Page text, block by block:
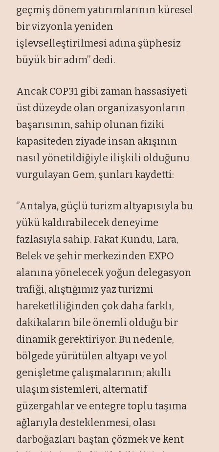
geçmiş dönem yatırımlarının küresel
bir vizyonla yeniden
işlevselleştirilmesi adına şüphesiz
büyük bir adım’’ dedi.
Ancak COP31 gibi zaman hassasiyeti
üst düzeyde olan organizasyonların
başarısının, sahip olunan fiziki
kapasiteden ziyade insan akışının
nasıl yönetildiğiyle ilişkili olduğunu
vurgulayan Gem, şunları kaydetti:
‘’Antalya, güçlü turizm altyapısıyla bu
yükü kaldırabilecek deneyime
fazlasıyla sahip. Fakat Kundu, Lara,
Belek ve şehir merkezinden EXPO
alanına yönelecek yoğun delegasyon
trafiği, alıştığımız yaz turizmi
hareketliliğinden çok daha farklı,
dakikaların bile önemli olduğu bir
dinamik gerektiriyor. Bu nedenle,
bölgede yürütülen altyapı ve yol
genişletme çalışmalarının; akıllı
ulaşım sistemleri, alternatif
güzergahlar ve entegre toplu taşıma
ağlarıyla desteklenmesi, olası
darboğazları baştan çözmek ve kent